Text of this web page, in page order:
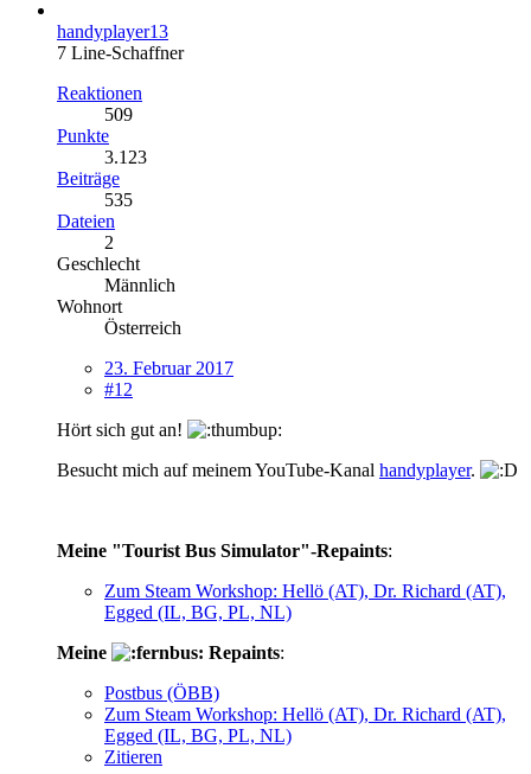
handyplayer13
7 Line-Schaffner
Reaktionen
509
Punkte
3.123
Beiträge
535
Dateien
2
Geschlecht
Männlich
Wohnort
Österreich
23. Februar 2017
#12
Hört sich gut an!
Besucht mich auf meinem YouTube-Kanal handyplayer.
Meine "Tourist Bus Simulator"-Repaints:
Zum Steam Workshop: Hellö (AT), Dr. Richard (AT),
Egged (IL, BG, PL, NL)
Meine
Repaints:
Postbus (ÖBB)
Zum Steam Workshop: Hellö (AT), Dr. Richard (AT),
Egged (IL, BG, PL, NL)
Zitieren